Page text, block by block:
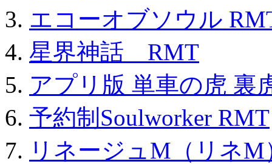
エコーオブソウル
星界神話 RMT
アプリ版 単車の虎 裏
予約制Soulworker RMT
リネージュM（リネM